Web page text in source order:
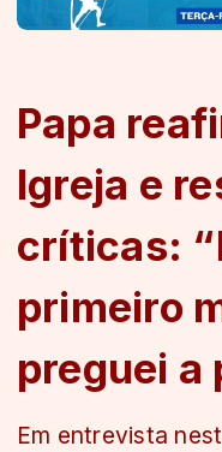
Papa
Igreja e
críticas:
primeiro
preguei a
Em entrevista